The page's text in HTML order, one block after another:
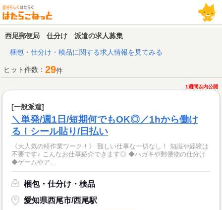
西尾郵便局 仕分け 派遣の求人募集
梱包・仕分け・検品に関する求人情報を見てみる
ヒット件数： 29件
1週間以内公開
[一般派遣]
＼単発/週1日/短期何でもOK◎／1hから働け
る！シール貼り/日払い
《大人気の軽作業ワーク！》 難しい仕事な一切なし！ 知識や経験は
不要です♪ こんなお仕事紹介できます◎ ◆ハガキや郵便物の仕分け
◆ゲームやア...
梱包・仕分け・検品
愛知県西尾市/西尾駅